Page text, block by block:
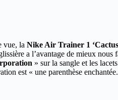
vue, la Nike Air Trainer 1
a l’avantage de mieux
» sur la sangle et les
est « une parenthèse